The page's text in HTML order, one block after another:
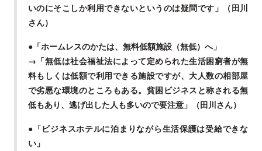
いのにそこしか利用できないというのは疑問です」（田川
さん）
●「ホームレスのかたは、無料低額施設（無低）へ」
→「無低は社会福祉法によって定められた生活困窮者が無
料もしくは低額で利用できる施設ですが、大人数の相部屋
で劣悪な環境のところもある。貧困ビジネスと称される無
低もあり、逃げ出した人も多いので要注意」（田川さん）
●「ビジネスホテルに泊まりながら生活保護は受給できな
い」